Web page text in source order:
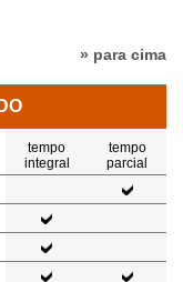
» para cima
tempo
integral
tempo
parcial